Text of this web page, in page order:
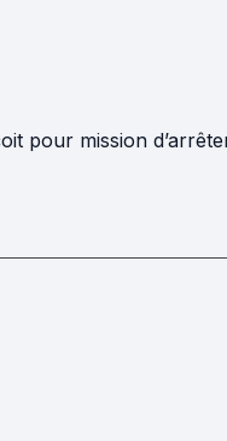
pour mission